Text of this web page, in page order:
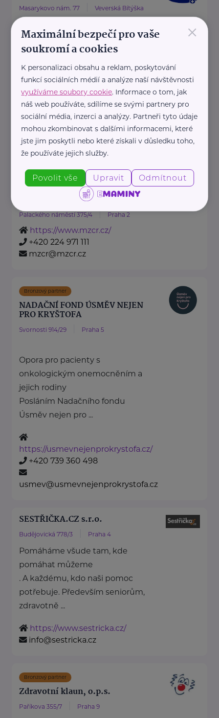
Masarykovo nám. 77 Veverská Bítýška
HARTMANN je odborník na
zdravotnické pomůcky a
hygienická řešení s dlouholetou
tradicí.
Zaměřuje ...
https://hartmanndirect.com/cs-cz
+420 800 100 150
Ministerstvo zdravotnictví ČR
Palackého náměstí 375/4 Praha 2
https://www.mzcr.cz/
+420 224 971 111
mzcr@mzcr.cz
Bronzový partner
NADAČNÍ FOND ÚSMĚV NEJEN
PRO KRYŠTOFA
Svornosti 914/29 Praha 5
Opora pro pacienty s
onkologickým onemocněním a
jejich rodiny
Posláním Nadačního fondu
Úsměv nejen pro ...
https://usmevnejenprokrystofa.cz/
+420 739 360 498
usmev@usmevnejenprokrystofa.cz
SESTŘIČKA.CZ s.r.o.
Budějovická 778/3 Praha 4
Pomáháme všude tam, kde
pomáhat můžeme
. A každému, kdo naši pomoc
potřebuje. Především seniorům,
zdravotně ...
https://www.sestricka.cz/
info@sestricka.cz
Bronzový partner
Zdravotní klaun, o.p.s.
Paříkova 355/7 Praha 9
×
Maximální bezpečí pro vaše
soukromí a cookies
K personalizaci obsahu a reklam, poskytování
funkcí sociálních médií a analýze naší návštěvnosti
využíváme soubory cookie. Informace o tom, jak
náš web používáte, sdílíme se svými partnery pro
sociální média, inzerci a analýzy. Partneři tyto údaje
mohou zkombinovat s dalšími informacemi, které
jste jim poskytli nebo které získali v důsledku toho,
že používáte jejich služby.
Povolit vše Upravit Odmítnout